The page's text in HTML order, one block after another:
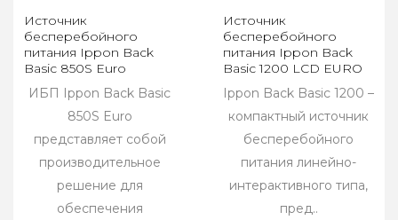
Источник
бесперебойного
питания Ippon Back
Basic 850S Euro
ИБП Ippon Back Basic
850S Euro
представляет собой
производительное
решение для
обеспечения
Источник
бесперебойного
питания Ippon Back
Basic 1200 LCD EURO
Ippon Back Basic 1200 –
компактный источник
бесперебойного
питания линейно-
интерактивного типа,
пред..